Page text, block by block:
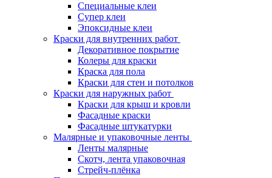
Специальные клеи
Супер клеи
Эпоксидные клеи
Краски для внутренних работ
Декоративное покрытие
Колеры для краски
Краска для пола
Краски для стен и потолков
Краски для наружных работ
Краски для крыш и кровли
Фасадные краски
Фасадные штукатурки
Малярные и упаковочные ленты
Ленты малярные
Скотч, лента упаковочная
Стрейч-плёнка